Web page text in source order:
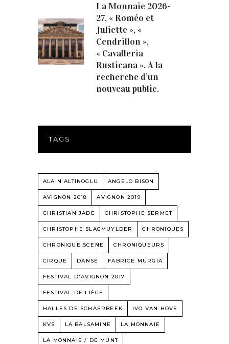
La Monnaie 2026-
27. « Roméo et
Juliette », «
Cendrillon »,
« Cavalleria
Rusticana ». A la
recherche d’un
nouveau public.
TAGS
ALAIN ALTINOGLU ANGELO BISON
AVIGNON 2018 AVIGNON 2019
CHRISTIAN JADE CHRISTOPHE SERMET
CHRISTOPHE SLAGMUYLDER CHRONIQUES
CHRONIQUE SCENE CHRONIQUEURS
CIRQUE DANSE FABRICE MURGIA
FESTIVAL D'AVIGNON 2017
FESTIVAL DE LIÈGE
HALLES DE SCHAERBEEK IVO VAN HOVE
KVS LA BALSAMINE LA MONNAIE
LA MONNAIE / DE MUNT